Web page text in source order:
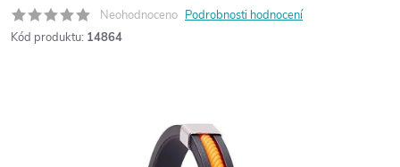
Neohodnoceno Podrobnosti hodnocení
Kód produktu: 14864